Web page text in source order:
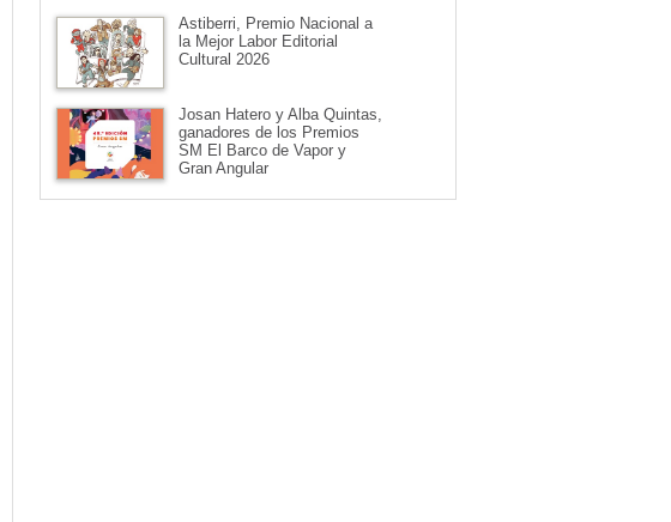
Astiberri, Premio Nacional a
la Mejor Labor Editorial
Cultural 2026
Josan Hatero y Alba Quintas,
ganadores de los Premios
SM El Barco de Vapor y
Gran Angular